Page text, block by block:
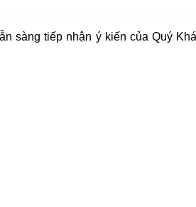
sàng tiếp nhận ý kiến của Quý